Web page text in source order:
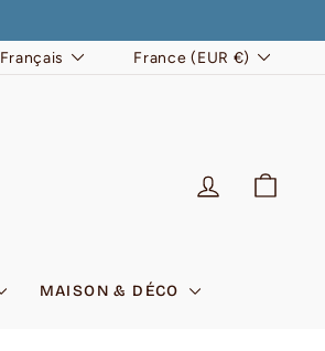
LANGUE
Français DEVISE
France (EUR €)
SE
MAISON & DÉCO